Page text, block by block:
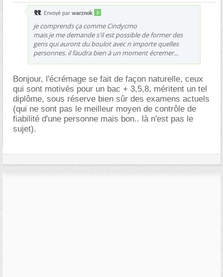
Envoyé par warznok
je comprends ça comme Cindycmo
mais je me demande s'il est possible de former des
gens qui auront du boulot avec n importe quelles
personnes. il faudra bien à un moment écremer...
Bonjour, l'écrémage se fait de façon naturelle, ceux
qui sont motivés pour un bac + 3,5,8, méritent un tel
diplôme, sous réserve bien sûr des examens actuels
(qui ne sont pas le meilleur moyen de contrôle de
fiabilité d'une personne mais bon.. là n'est pas le
sujet).